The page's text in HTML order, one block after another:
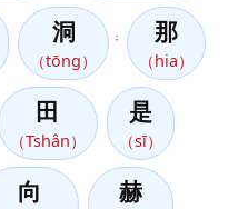
洞
（tōng）
； 那
（hia）
田
（Tshân）
是
（sī）
向 赫